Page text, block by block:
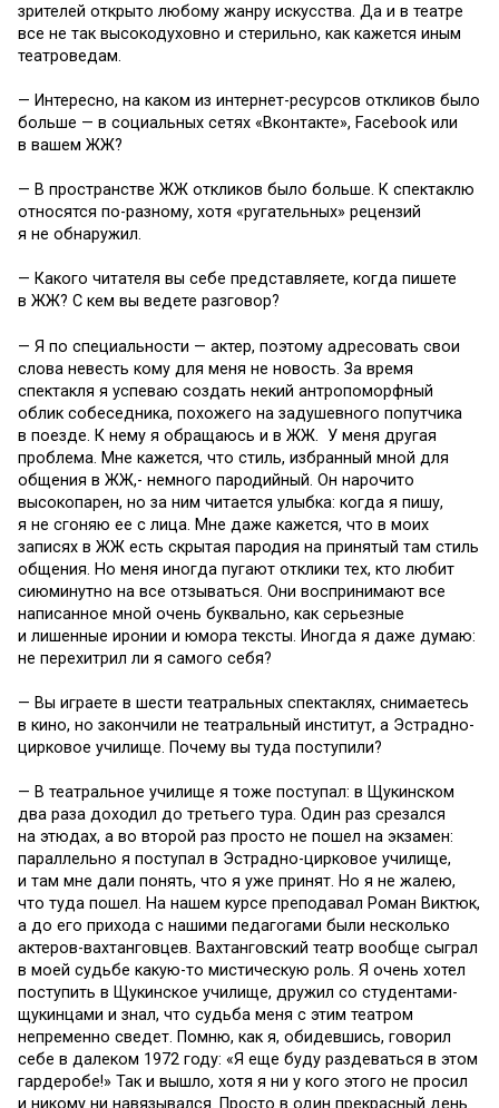
зрителей открыто любому жанру искусства. Да и в театре
все не так высокодуховно и стерильно, как кажется иным
театроведам.
— Интересно, на каком из интернет-ресурсов откликов было
больше — в социальных сетях «Вконтакте», Facebook или
в вашем ЖЖ?
— В пространстве ЖЖ откликов было больше. К спектаклю
относятся по-разному, хотя «ругательных» рецензий
я не обнаружил.
— Какого читателя вы себе представляете, когда пишете
в ЖЖ? С кем вы ведете разговор?
— Я по специальности — актер, поэтому адресовать свои
слова невесть кому для меня не новость. За время
спектакля я успеваю создать некий антропоморфный
облик собеседника, похожего на задушевного попутчика
в поезде. К нему я обращаюсь и в ЖЖ. У меня другая
проблема. Мне кажется, что стиль, избранный мной для
общения в ЖЖ,- немного пародийный. Он нарочито
высокопарен, но за ним читается улыбка: когда я пишу,
я не сгоняю ее с лица. Мне даже кажется, что в моих
записях в ЖЖ есть скрытая пародия на принятый там стиль
общения. Но меня иногда пугают отклики тех, кто любит
сиюминутно на все отзываться. Они воспринимают все
написанное мной очень буквально, как серьезные
и лишенные иронии и юмора тексты. Иногда я даже думаю:
не перехитрил ли я самого себя?
— Вы играете в шести театральных спектаклях, снимаетесь
в кино, но закончили не театральный институт, а Эстрадно-
цирковое училище. Почему вы туда поступили?
— В театральное училище я тоже поступал: в Щукинском
два раза доходил до третьего тура. Один раз срезался
на этюдах, а во второй раз просто не пошел на экзамен:
параллельно я поступал в Эстрадно-цирковое училище,
и там мне дали понять, что я уже принят. Но я не жалею,
что туда пошел. На нашем курсе преподавал Роман Виктюк,
а до его прихода с нашими педагогами были несколько
актеров-вахтанговцев. Вахтанговский театр вообще сыграл
в моей судьбе какую-то мистическую роль. Я очень хотел
поступить в Щукинское училище, дружил со студентами-
щукинцами и знал, что судьба меня с этим театром
непременно сведет. Помню, как я, обидевшись, говорил
себе в далеком 1972 году: «Я еще буду раздеваться в этом
гардеробе!» Так и вышло, хотя я ни у кого этого не просил
и никому ни навязывался. Просто в один прекрасный день